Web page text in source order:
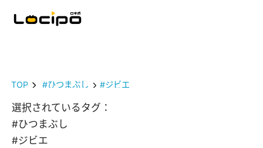
TOP #ひつまぶし #ジビエ
選択されているタグ：
#ひつまぶし
#ジビエ